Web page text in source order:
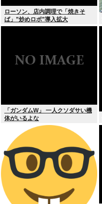
ローソン、店内調理で「焼きそ
ば」”炒めロボ”導入拡大
「ガンダムW」 一人クソダサい機
体がいるよな